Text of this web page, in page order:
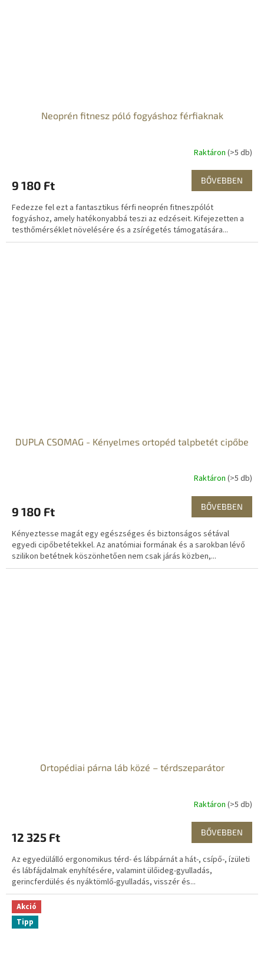
Neoprén fitnesz póló fogyáshoz férfiaknak
Raktáron (>5 db)
9 180 Ft BŐVEBBEN
Fedezze fel ezt a fantasztikus férfi neoprén fitneszpólót
fogyáshoz, amely hatékonyabbá teszi az edzéseit. Kifejezetten a
testhőmérséklet növelésére és a zsírégetés támogatására...
DUPLA CSOMAG - Kényelmes ortopéd talpbetét cipőbe
Raktáron (>5 db)
9 180 Ft BŐVEBBEN
Kényeztesse magát egy egészséges és biztonságos sétával
egyedi cipőbetétekkel. Az anatómiai formának és a sarokban lévő
szilikon betétnek köszönhetően nem csak járás közben,...
Ortopédiai párna láb közé – térdszeparátor
Raktáron (>5 db)
12 325 Ft BŐVEBBEN
Az egyedülálló ergonomikus térd- és lábpárnát a hát-, csípő-, ízületi
és lábfájdalmak enyhítésére, valamint ülőideg-gyulladás,
gerincferdülés és nyáktömlő-gyulladás, visszér és...
Akció
Tipp